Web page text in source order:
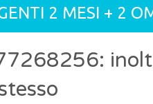
2 MESI + 2